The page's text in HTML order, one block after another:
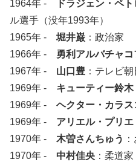
1964年 -
ドラジェン・ペ
ル選手（没年1993年）
1965年 - 堀井巌 ：政治家
1966年 -
勇利アルバチャコ
1967年 - 山口豊 ：テレビ
1969年 - キューティー鈴木
1969年 - ヘクター・カラス
1969年 - アリエル・プリエ
1970年 - 木曽さんちゅう
1970年 - 中村佳央 ：柔道家